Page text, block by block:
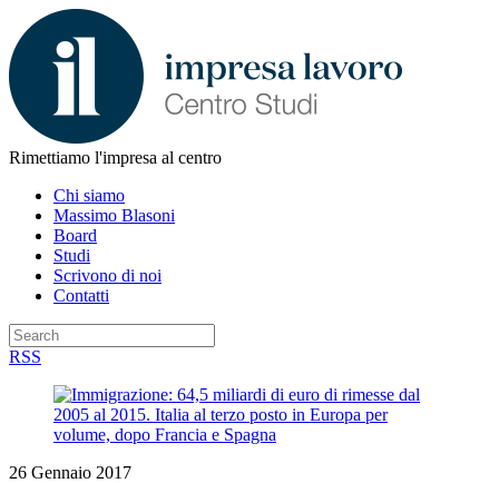
Rimettiamo l'impresa al centro
Chi siamo
Massimo Blasoni
Board
Studi
Scrivono di noi
Contatti
RSS
26 Gennaio 2017